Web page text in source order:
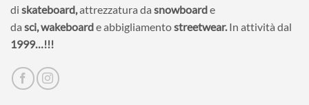
di skateboard,attrezzatura da snowboarde
da sci,wakeboarde abbigliamentostreetwear.In attività dal
1999…!!!